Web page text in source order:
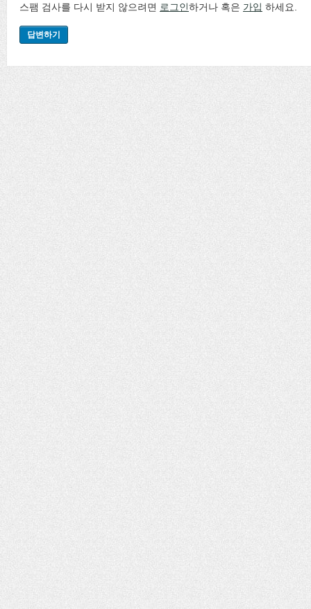
스팸 검사를 다시 받지 않으려면 로그인하거나 혹은 가입 하세요.